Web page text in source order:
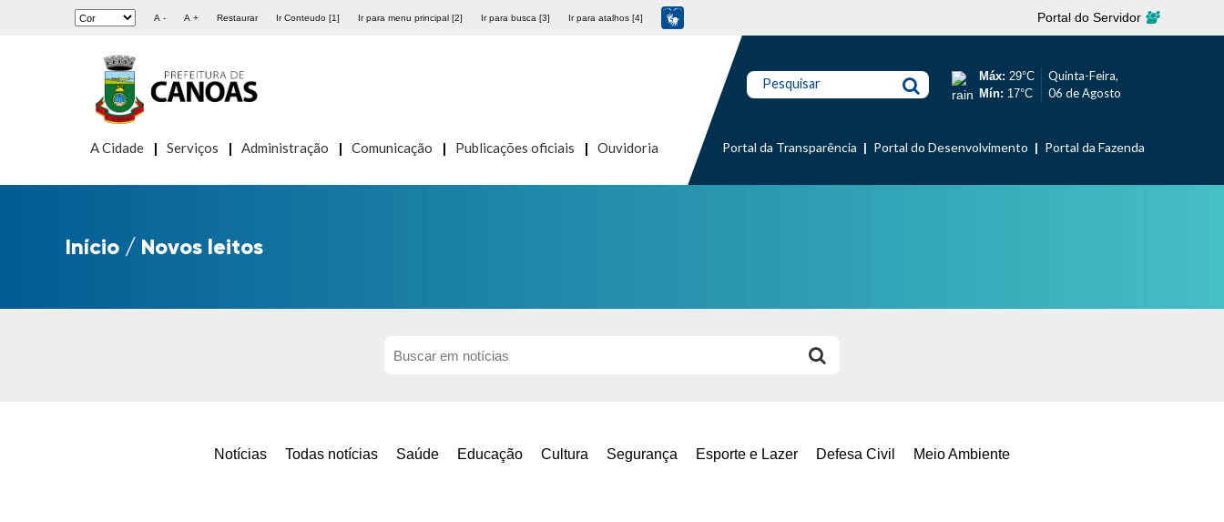
A - A + Restaurar Ir Conteudo [1] Ir para menu principal [2] Ir para busca [3] Ir para atalhos [4] Portal do Servidor
A Cidade Serviços Administração Comunicação Publicações oficiais Ouvidoria
Pesquisar Máx: 29°C
Mín: 17°C
Quinta-Feira,
06 de Agosto
Portal da Transparência Portal do Desenvolvimento Portal da Fazenda
Início / Novos leitos
Notícias Todas notícias Saúde Educação Cultura Segurança Esporte e Lazer Defesa Civil Meio Ambiente